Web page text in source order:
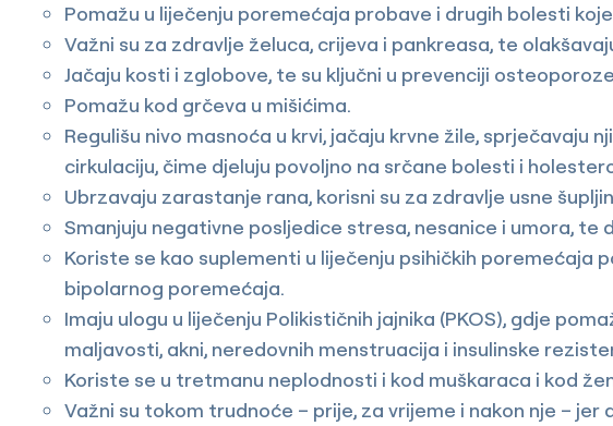
Pomažu u liječenju poremećaja probave i drugih bolesti
Važni su za zdravlje želuca, crijeva i pankreasa, te
Jačaju kosti i zglobove, te su ključni u prevenciji
Pomažu kod grčeva u mišićima.
Regulišu nivo masnoća u krvi, jačaju krvne žile, sprječavaju
cirkulaciju, čime djeluju povoljno na srčane bolesti i
Ubrzavaju zarastanje rana, korisni su za zdravlje usne
Smanjuju negativne posljedice stresa, nesanice i umora, te
Koriste se kao suplementi u liječenju psihičkih poremećaja
bipolarnog poremećaja.
Imaju ulogu u liječenju Polikističnih jajnika (PKOS), gdje
maljavosti, akni, neredovnih menstruacija i insulinske
Koriste se u tretmanu neplodnosti i kod muškaraca i kod
Važni su tokom trudnoće – prije, za vrijeme i nakon nje –